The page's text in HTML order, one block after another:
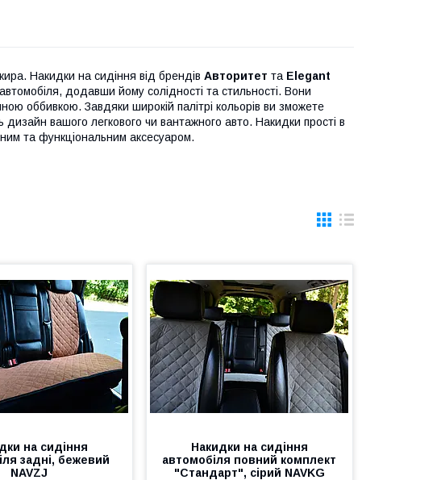
Накидки на сидіння від брендів Авторитет та Elegant
додавши йому солідності та стильності. Вони
оббивкою. Завдяки широкій палітрі кольорів ви зможете
вашого легкового чи вантажного авто. Накидки прості в
та функціональним аксесуаром.
на сидіння
задні, бежевий
NAVZJ
Накидки на сидіння
автомобіля повний комплект
"Стандарт", сірий NAVKG